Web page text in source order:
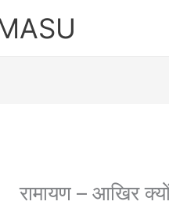
रामायण – आखिर